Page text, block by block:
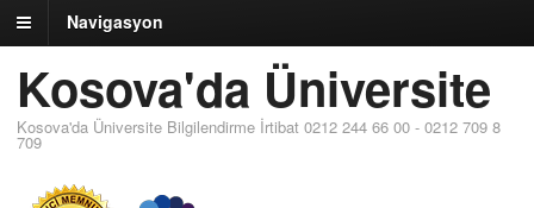
Navigasyon
Kosova'da Üniversite
Kosova'da Üniversite Bilgilendirme İrtibat 0212 244 66 00 - 0212 709 8
709